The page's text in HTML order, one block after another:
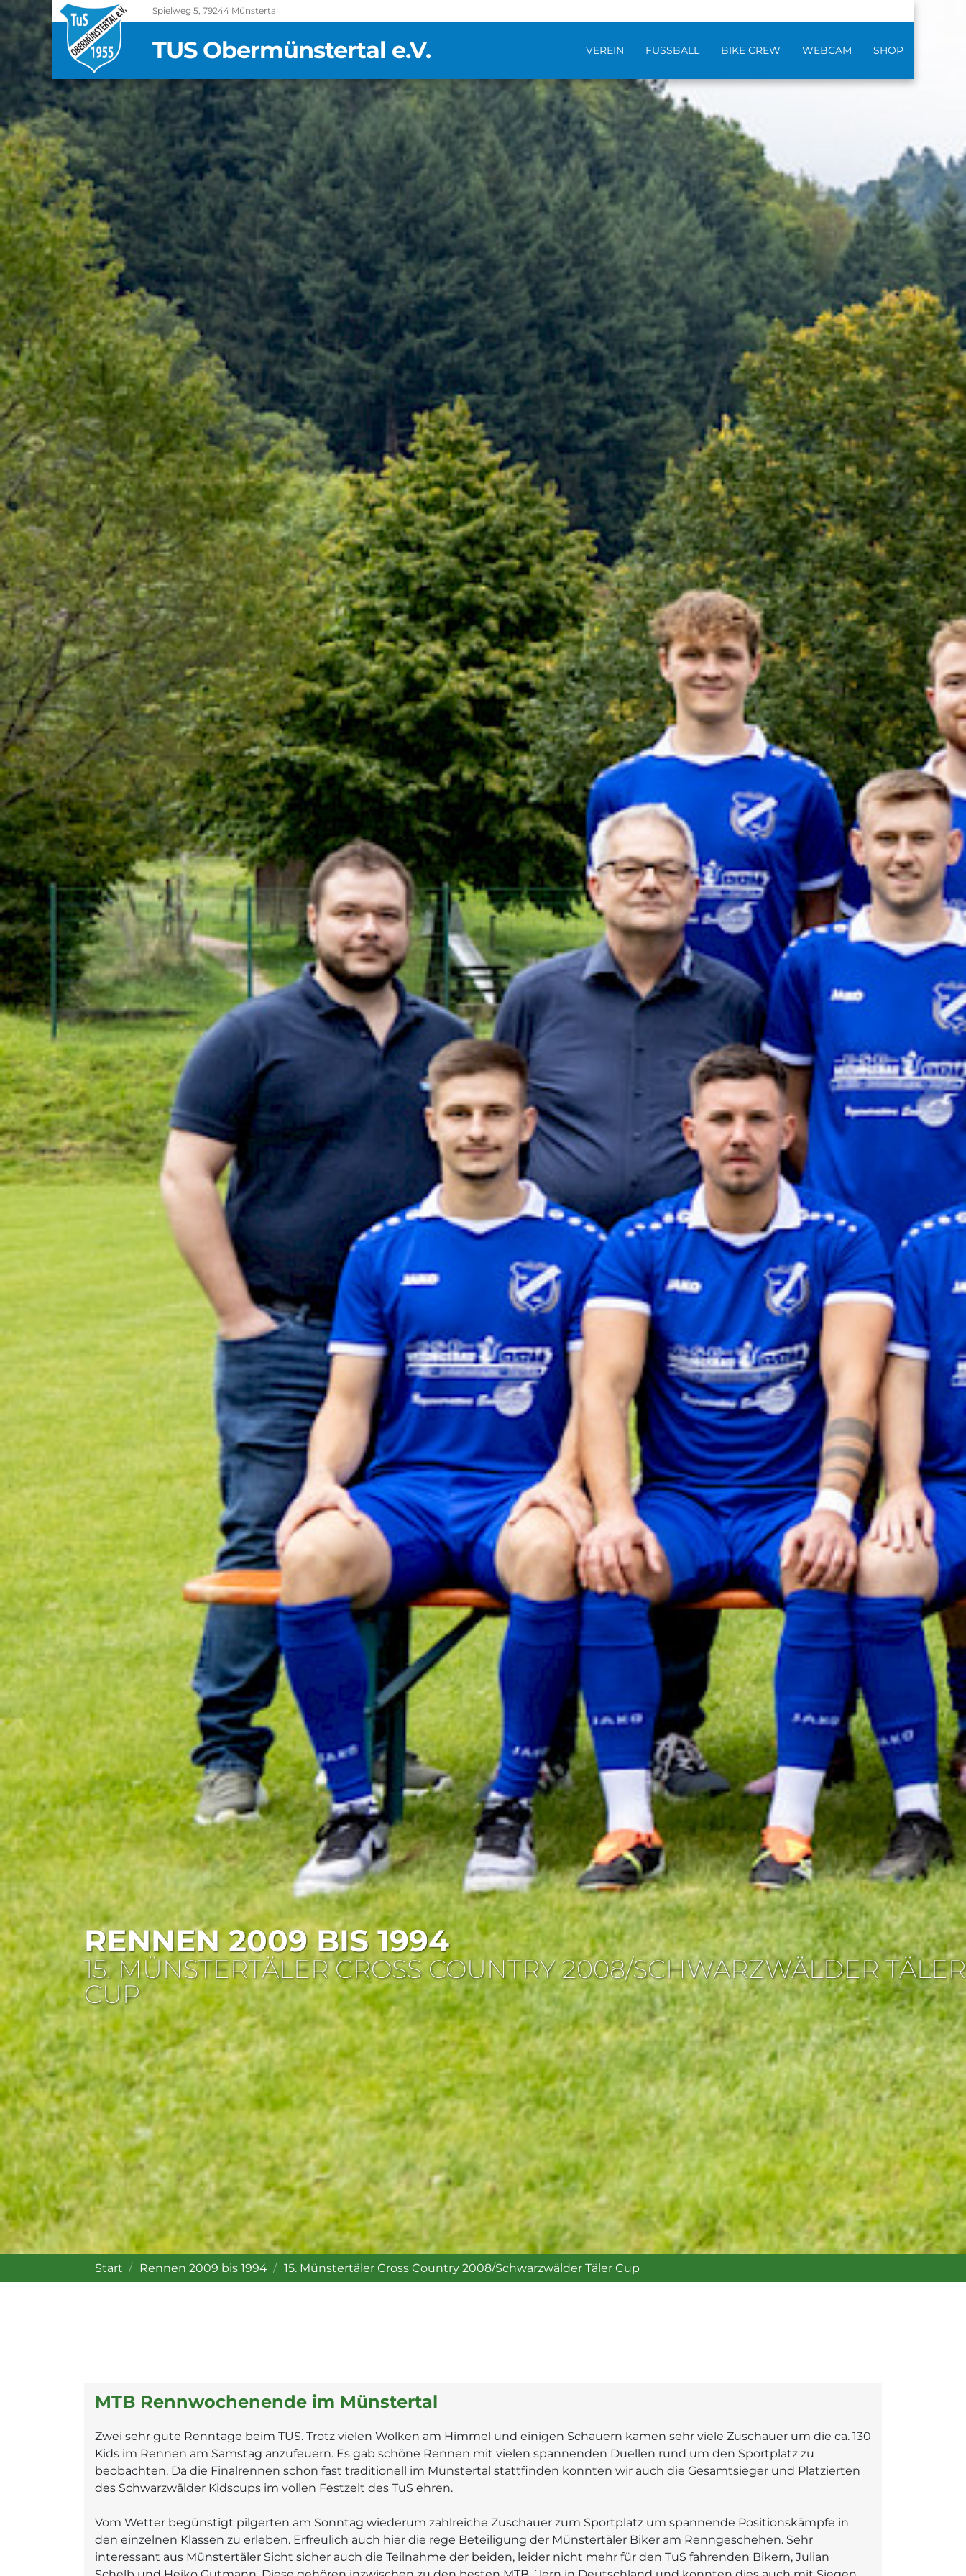
Spielweg 5, 79244 Münstertal
TUS Obermünstertal e.V. VEREIN FUSSBALL BIKE CREW WEBCAM SHOP
RENNEN 2009 BIS 1994
15. MÜNSTERTÄLER CROSS COUNTRY 2008/SCHWARZWÄLDER TÄLER
CUP
Start Rennen 2009 bis 1994 15. Münstertäler Cross Country 2008/Schwarzwälder Täler Cup
MTB Rennwochenende im Münstertal
Zwei sehr gute Renntage beim TUS. Trotz vielen Wolken am Himmel und einigen Schauern kamen sehr viele Zuschauer um die ca. 130
Kids im Rennen am Samstag anzufeuern. Es gab schöne Rennen mit vielen spannenden Duellen rund um den Sportplatz zu
beobachten. Da die Finalrennen schon fast traditionell im Münstertal stattfinden konnten wir auch die Gesamtsieger und Platzierten
des Schwarzwälder Kidscups im vollen Festzelt des TuS ehren.
Vom Wetter begünstigt pilgerten am Sonntag wiederum zahlreiche Zuschauer zum Sportplatz um spannende Positionskämpfe in
den einzelnen Klassen zu erleben. Erfreulich auch hier die rege Beteiligung der Münstertäler Biker am Renngeschehen. Sehr
interessant aus Münstertäler Sicht sicher auch die Teilnahme der beiden, leider nicht mehr für den TuS fahrenden Bikern, Julian